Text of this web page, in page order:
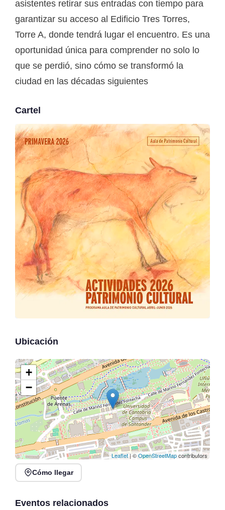
asistentes retirar sus entradas con tiempo para
garantizar su acceso al Edificio Tres Torres,
Torre A, donde tendrá lugar el encuentro. Es una
oportunidad única para comprender no solo lo
que se perdió, sino cómo se transformó la
ciudad en las décadas siguientes
Cartel
Ubicación
+
−
Leaflet| ©OpenStreetMapcontributors
Cómo llegar
Eventos relacionados
Veranos en Jado en
Santander